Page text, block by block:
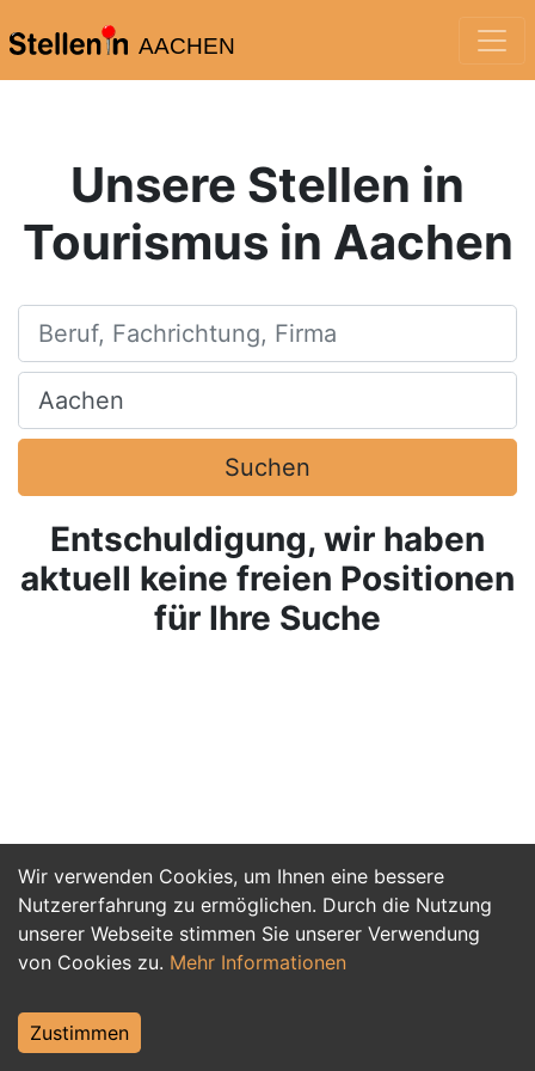
AACHEN
Wir verwenden Cookies, um Ihnen eine bessere
Nutzererfahrung zu ermöglichen. Durch die Nutzung
unserer Webseite stimmen Sie unserer Verwendung
von Cookies zu. Mehr Informationen
Zustimmen
Unsere Stellen in
Tourismus in Aachen
Beruf, Fachrichtung, Firma
Ort, Stadt
Suchen
Entschuldigung, wir haben
aktuell keine freien Positionen
für Ihre Suche